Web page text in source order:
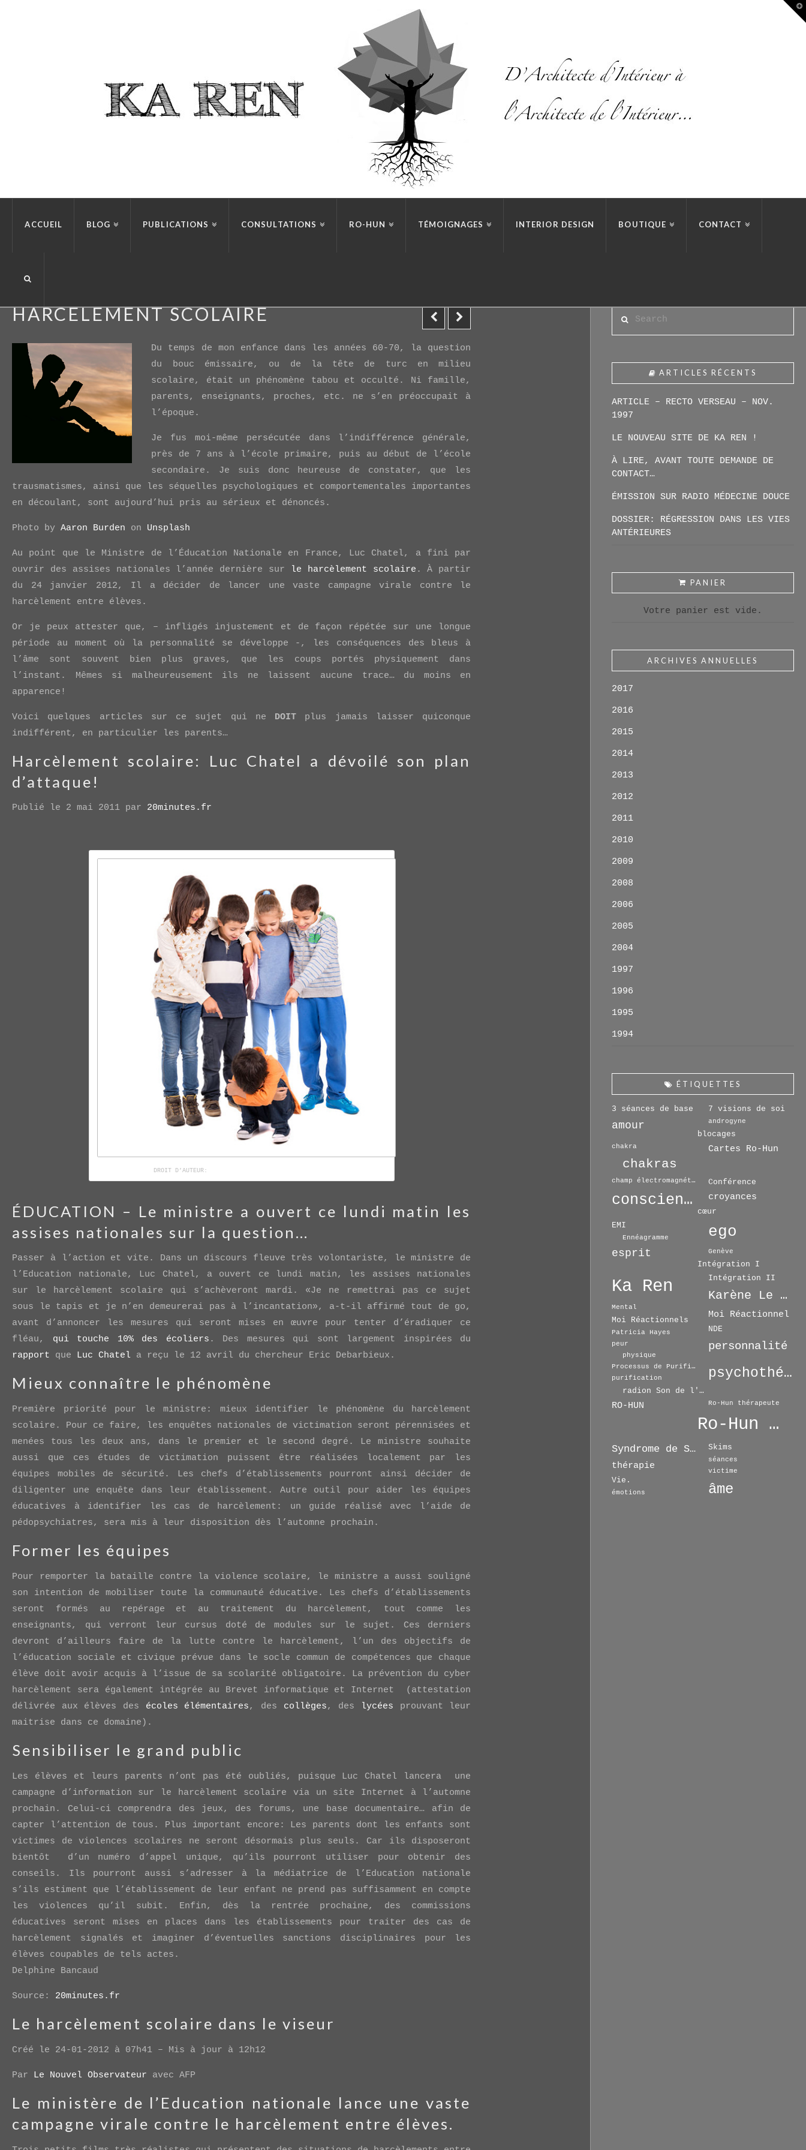
ACCUEIL BLOG PUBLICATIONS CONSULTATIONS RO-HUN TÉMOIGNAGES INTERIOR DESIGN BOUTIQUE CONTACT
HARCÈLEMENT SCOLAIRE
Du temps de mon enfance dans les années 60-70, la question
du bouc émissaire, ou de la tête de turc en milieu
scolaire, était un phénomène tabou et occulté. Ni famille,
parents, enseignants, proches, etc. ne s’en préoccupait à
l’époque.
Je fus moi-même persécutée dans l’indifférence générale,
près de 7 ans à l’école primaire, puis au début de l’école
secondaire. Je suis donc heureuse de constater, que les
trausmatismes, ainsi que les séquelles psychologiques et comportementales importantes
en découlant, sont aujourd’hui pris au sérieux et dénoncés.
Photo byAaron Burden on Unsplash
Au point que le Ministre de l’Éducation Nationale en France, Luc Chatel, a fini par
ouvrir des assises nationales l’année dernière sur
le harcèlement scolaire . À partir
du 24 janvier 2012, Il a décider de lancer une vaste campagne virale contre le
harcèlement entre élèves.
Or je peux attester que, – infligés injustement et de façon répétée sur une longue
période au moment où la personnalité se développe -, les conséquences des bleus à
l’âme sont souvent bien plus graves, que les coups portés physiquement dans
l’instant. Mêmes si malheureusement ils ne laissent aucune trace… du moins en
apparence!
Voici quelques articles sur ce sujet qui ne DOIT plus jamais laisser quiconque
indifférent, en particulier les parents…
Harcèlement scolaire: Luc Chatel a dévoilé son plan
d’attaque!
Publié le 2 mai 2011 par 20minutes.fr
DROIT D’AUTEUR:
ÉDUCATION – Le ministre a ouvert ce lundi matin les
assises nationales sur la question…
Passer à l’action et vite. Dans un discours fleuve très volontariste, le ministre de
l’Education nationale, Luc Chatel, a ouvert ce lundi matin, les assises nationales
sur le harcèlement scolaire qui s’achèveront mardi. «Je ne remettrai pas ce sujet
sous le tapis et je n’en demeurerai pas à l’incantation», a-t-il affirmé tout de go,
avant d’annoncer les mesures qui seront mises en œuvre pour tenter d’éradiquer ce
fléau, qui touche 10% des écoliers . Des mesures qui sont largement inspirées du
rapport que Luc Chatel a reçu le 12 avril du chercheur Eric Debarbieux.
Mieux connaître le phénomène
Première priorité pour le ministre: mieux identifier le phénomène du harcèlement
scolaire. Pour ce faire, les enquêtes nationales de victimation seront pérennisées et
menées tous les deux ans, dans le premier et le second degré. Le ministre souhaite
aussi que ces études de victimation puissent être réalisées localement par les
équipes mobiles de sécurité. Les chefs d’établissements pourront ainsi décider de
diligenter une enquête dans leur établissement. Autre outil pour aider les équipes
éducatives à identifier les cas de harcèlement: un guide réalisé avec l’aide de
pédopsychiatres, sera mis à leur disposition dès l’automne prochain.
Former les équipes
Pour remporter la bataille contre la violence scolaire, le ministre a aussi souligné
son intention de mobiliser toute la communauté éducative. Les chefs d’établissements
seront formés au repérage et au traitement du harcèlement, tout comme les
enseignants, qui verront leur cursus doté de modules sur le sujet. Ces derniers
devront d’ailleurs faire de la lutte contre le harcèlement, l’un des objectifs de
l’éducation sociale et civique prévue dans le socle commun de compétences que chaque
élève doit avoir acquis à l’issue de sa scolarité obligatoire. La prévention du cyber
harcèlement sera également intégrée au Brevet informatique et Internet (attestation
délivrée aux élèves des écoles élémentaires, des collèges, des lycées prouvant leur
maitrise dans ce domaine).
Sensibiliser le grand public
Les élèves et leurs parents n’ont pas été oubliés, puisque Luc Chatel lancera une
campagne d’information sur le harcèlement scolaire via un site Internet à l’automne
prochain. Celui-ci comprendra des jeux, des forums, une base documentaire… afin de
capter l’attention de tous. Plus important encore: Les parents dont les enfants sont
victimes de violences scolaires ne seront désormais plus seuls. Car ils disposeront
bientôt d’un numéro d’appel unique, qu’ils pourront utiliser pour obtenir des
conseils. Ils pourront aussi s’adresser à la médiatrice de l’Education nationale
s’ils estiment que l’établissement de leur enfant ne prend pas suffisamment en compte
les violences qu’il subit. Enfin, dès la rentrée prochaine, des commissions
éducatives seront mises en places dans les établissements pour traiter des cas de
harcèlement signalés et imaginer d’éventuelles sanctions disciplinaires pour les
élèves coupables de tels actes.
Delphine Bancaud
Source: 20minutes.fr
Le harcèlement scolaire dans le viseur
Créé le 24-01-2012 à 07h41 – Mis à jour à 12h12
Par Le Nouvel Observateur avec AFP
Le ministère de l’Education nationale lance une vaste
campagne virale contre le harcèlement entre élèves.
ARTICLES RÉCENTS
ARTICLE – RECTO VERSEAU – NOV.
1997
LE NOUVEAU SITE DE KA REN !
À LIRE, AVANT TOUTE DEMANDE DE
CONTACT…
ÉMISSION SUR RADIO MÉDECINE DOUCE
DOSSIER: RÉGRESSION DANS LES VIES
ANTÉRIEURES
PANIER
Votre panier est vide.
ARCHIVES ANNUELLES
2017
2016
2015
2014
2013
2012
2011
2010
2009
2008
2006
2005
2004
1997
1996
1995
1994
ÉTIQUETTES
3 séances de base 7 visions de soi
amour androgyne
blocages
Cartes Ro-Hun
chakra
chakras
champ électromagnétique Conférence
conscience croyances
cœur
ego
EMI
Ennéagramme
esprit Genève
Intégration I
Intégration II
Ka Ren Karène Le Drian
Mental
Moi Réactionnel
Moi Réactionnels
NDE
Patricia Hayes
personnalité
peur
physique
Processus de Purification
psychothérapie
purification
radion Son de l'Espoir
RO-HUN Ro-Hun thérapeute
Ro-Hun Thérapie
Skims
Syndrome de Séparation
séances
thérapie
victime
Vie.
âme
émotions